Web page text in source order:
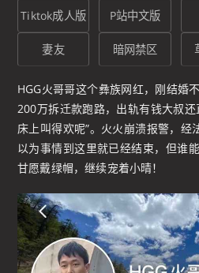
Tiktok成人版 P站中文版
妻友 暗网禁区
HGG火哥哥这个彝族网红，刚结婚
200万拆迁款跑路，出轨有钱大叔
床上叫得欢呢”。火火崩溃报警，
以为事情到这里就已经结束，但谁
甘愿戴绿帽，继续宠着小晴！